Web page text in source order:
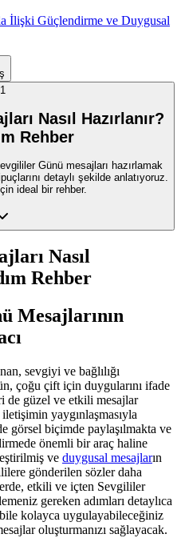
İlişki Güçlendirme ve Duygusal
1
Nasıl Hazırlanır?
Rehber
Günü mesajları hazırlamak
detaylı şekilde anlatıyoruz.
ideal bir rehber.
Nasıl
Rehber
Mesajlarının
sevgiyi ve bağlılığı
çoğu çift için duygularını ifade
de güzel ve etkili mesajlar
yaygınlaşmasıyla
görsel biçimde paylaşılmakta ve
önemli bir araç haline
ve duygusal mesajların
gönderilen sözler daha
etkili ve içten Sevgililer
gereken adımları detaylıca
kolayca uygulayabileceğiniz
oluşturmanızı sağlayacak.